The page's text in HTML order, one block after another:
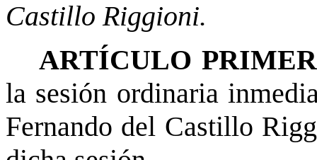
Castillo Riggioni.
ARTÍCULO
la sesión ordinaria
Fernando del Castillo